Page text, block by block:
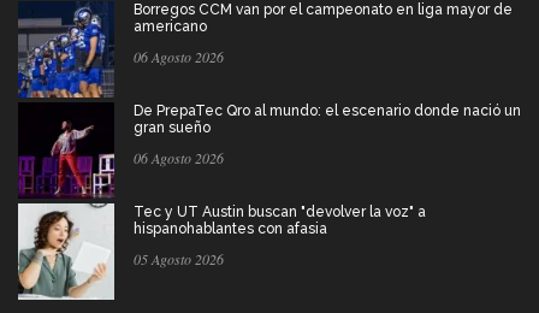
Borregos CCM van por el campeonato en liga mayor de
americano
06 Agosto 2026
De PrepaTec Qro al mundo: el escenario donde nació un
gran sueño
06 Agosto 2026
Tec y UT Austin buscan "devolver la voz" a
hispanohablantes con afasia
05 Agosto 2026